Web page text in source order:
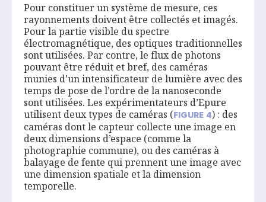
Pour constituer un système de mesure, ces
rayonnements doivent être collectés et imagés.
Pour la partie visible du spectre
électromagnétique, des optiques traditionnelles
sont utilisées. Par contre, le flux de photons
pouvant être réduit et bref, des caméras
munies d’un intensificateur de lumière avec des
temps de pose de l’ordre de la nanoseconde
sont utilisées. Les expérimentateurs d’Epure
utilisent deux types de caméras (FIGURE 4) : des
caméras dont le capteur collecte une image en
deux dimensions d’espace (comme la
photographie commune), ou des caméras à
balayage de fente qui prennent une image avec
une dimension spatiale et la dimension
temporelle.